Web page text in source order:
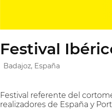
Festival
Badajoz, España
Festival referente del
realizadores de España y